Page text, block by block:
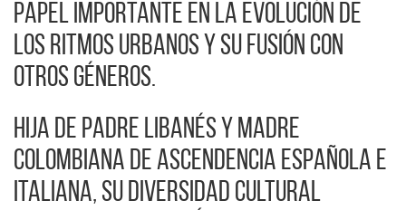
papel importante en la evolución de
los ritmos urbanos y su fusión con
otros géneros.
Hija de padre libanés y madre
colombiana de ascendencia española e
italiana, su diversidad cultural